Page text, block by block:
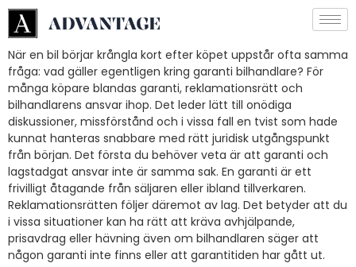
När en bil börjar krångla kort efter köpet uppstår ofta samma
fråga: vad gäller egentligen kring garanti bilhandlare? För
många köpare blandas garanti, reklamationsrätt och
bilhandlarens ansvar ihop. Det leder lätt till onödiga
diskussioner, missförstånd och i vissa fall en tvist som hade
kunnat hanteras snabbare med rätt juridisk utgångspunkt
från början. Det första du behöver veta är att garanti och
lagstadgat ansvar inte är samma sak. En garanti är ett
frivilligt åtagande från säljaren eller ibland tillverkaren.
Reklamationsrätten följer däremot av lag. Det betyder att du
i vissa situationer kan ha rätt att kräva avhjälpande,
prisavdrag eller hävning även om bilhandlaren säger att
någon garanti inte finns eller att garantitiden har gått ut.